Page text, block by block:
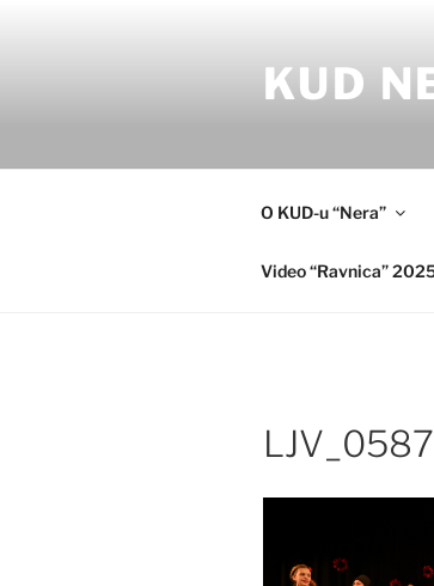
KUD
O KUD-u “Nera”
Video “Ravnica”
LJV_0587